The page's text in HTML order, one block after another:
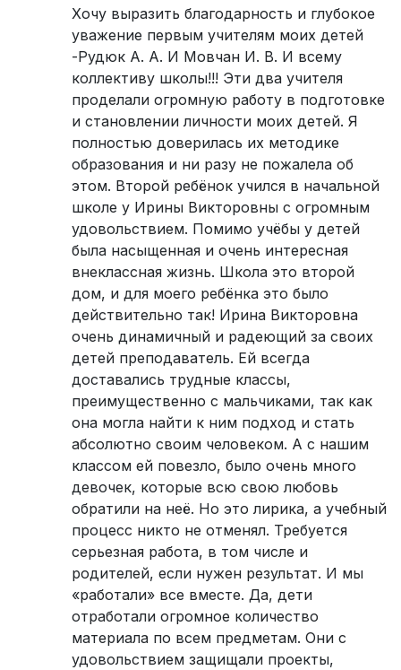
Хочу выразить благодарность и глубокое
уважение первым учителям моих детей
-Рудюк А. А. И Мовчан И. В. И всему
коллективу школы!!! Эти два учителя
проделали огромную работу в подготовке
и становлении личности моих детей. Я
полностью доверилась их методике
образования и ни разу не пожалела об
этом. Второй ребёнок учился в начальной
школе у Ирины Викторовны с огромным
удовольствием. Помимо учёбы у детей
была насыщенная и очень интересная
внеклассная жизнь. Школа это второй
дом, и для моего ребёнка это было
действительно так! Ирина Викторовна
очень динамичный и радеющий за своих
детей преподаватель. Ей всегда
доставались трудные классы,
преимущественно с мальчиками, так как
она могла найти к ним подход и стать
абсолютно своим человеком. А с нашим
классом ей повезло, было очень много
девочек, которые всю свою любовь
обратили на неё. Но это лирика, а учебный
процесс никто не отменял. Требуется
серьезная работа, в том числе и
родителей, если нужен результат. И мы
«работали» все вместе. Да, дети
отработали огромное количество
материала по всем предметам. Они с
удовольствием защищали проекты,